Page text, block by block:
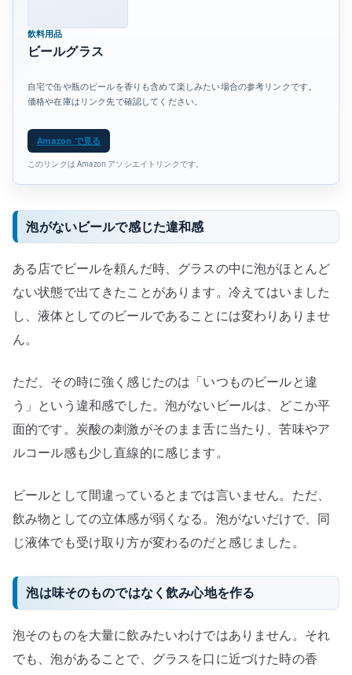
飲料用品
ビールグラス
自宅で缶や瓶のビールを香りも含めて楽しみたい場合の参考リンクです。
価格や在庫はリンク先で確認してください。
Amazon で見る
このリンクは Amazon アソシエイトリンクです。
泡がないビールで感じた違和感
ある店でビールを頼んだ時、グラスの中に泡がほとんど
ない状態で出てきたことがあります。冷えてはいました
し、液体としてのビールであることには変わりありませ
ん。
ただ、その時に強く感じたのは「いつものビールと違
う」という違和感でした。泡がないビールは、どこか平
面的です。炭酸の刺激がそのまま舌に当たり、苦味やア
ルコール感も少し直線的に感じます。
ビールとして間違っているとまでは言いません。ただ、
飲み物としての立体感が弱くなる。泡がないだけで、同
じ液体でも受け取り方が変わるのだと感じました。
泡は味そのものではなく飲み心地を作る
泡そのものを大量に飲みたいわけではありません。それ
でも、泡があることで、グラスを口に近づけた時の香